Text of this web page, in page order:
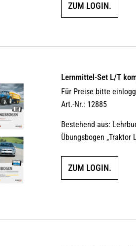
ZUM LOGIN.
Lernmittel-Set L/T
Für Preise bitte
Art.-Nr.: 12885
Bestehend aus:
Übungsbogen „Traktor
ZUM LOGIN.